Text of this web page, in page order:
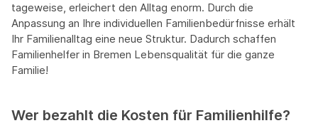
tageweise, erleichert den Alltag enorm. Durch die
Anpassung an Ihre individuellen Familienbedürfnisse erhält
Ihr Familienalltag eine neue Struktur. Dadurch schaffen
Familienhelfer in Bremen Lebensqualität für die ganze
Familie!
Wer bezahlt die Kosten für Familienhilfe?